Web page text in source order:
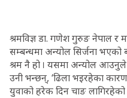
श्रमविज्ञ डा. गणेश गुरुङ नेपाल र
सम्बन्धमा अन्योल सिर्जना भएको
श्रम नै हो । यसमा अन्योल
उनी भन्छन्, ‘ढिला भइरहेका कारण
युवाको हरेक दिन चाङ लागिरहेको